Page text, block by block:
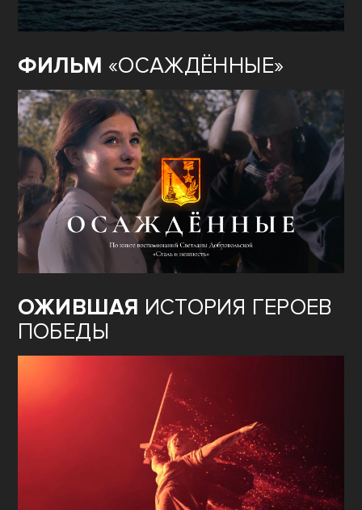
ФИЛЬМ «ОСАЖДЁННЫЕ»
ОЖИВШАЯ ИСТОРИЯ ГЕРОЕВ
ПОБЕДЫ